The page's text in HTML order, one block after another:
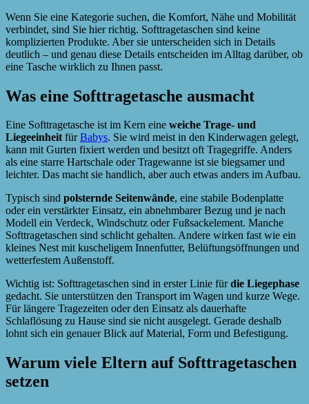
Wenn Sie eine Kategorie suchen, die Komfort, Nähe und Mobilität
verbindet, sind Sie hier richtig. Softtragetaschen sind keine
komplizierten Produkte. Aber sie unterscheiden sich in Details
deutlich – und genau diese Details entscheiden im Alltag darüber, ob
eine Tasche wirklich zu Ihnen passt.
Was eine Softtragetasche ausmacht
Eine Softtragetasche ist im Kern eine weiche Trage- und
LiegeeinheitfürBabys. Sie wird meist in den Kinderwagen gelegt,
kann mit Gurten fixiert werden und besitzt oft Tragegriffe. Anders
als eine starre Hartschale oder Tragewanne ist sie biegsamer und
leichter. Das macht sie handlich, aber auch etwas anders im Aufbau.
Typisch sind polsternde Seitenwände, eine stabile Bodenplatte
oder ein verstärkter Einsatz, ein abnehmbarer Bezug und je nach
Modell ein Verdeck, Windschutz oder Fußsackelement. Manche
Softtragetaschen sind schlicht gehalten. Andere wirken fast wie ein
kleines Nest mit kuscheligem Innenfutter, Belüftungsöffnungen und
wetterfestem Außenstoff.
Wichtig ist: Softtragetaschen sind in erster Linie fürdie Liegephase
gedacht. Sie unterstützen den Transport im Wagen und kurze Wege.
Für längere Tragezeiten oder den Einsatz als dauerhafte
Schlaflösung zu Hause sind sie nicht ausgelegt. Gerade deshalb
lohnt sich ein genauer Blick auf Material, Form und Befestigung.
Warum viele Eltern auf Softtragetaschen
setzen